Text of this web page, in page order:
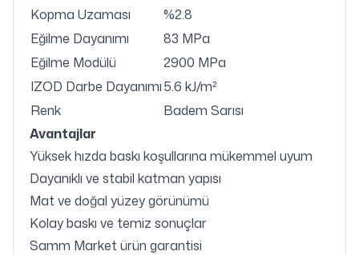
Kopma Uzaması
%2.8
Eğilme Dayanımı
83 MPa
Eğilme Modülü
2900 MPa
IZOD Darbe Dayanımı5.6 kJ/m²
Renk
Badem Sarısı
Avantajlar
Yüksek hızda baskı koşullarına mükemmel uyum
Dayanıklı ve stabil katman yapısı
Mat ve doğal yüzey görünümü
Kolay baskı ve temiz sonuçlar
Samm Market ürün garantisi